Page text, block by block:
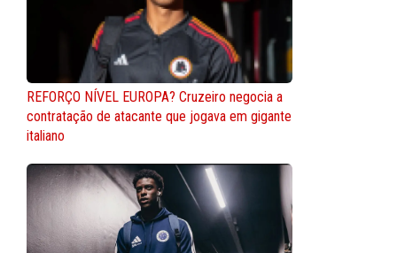
REFORÇO NÍVEL EUROPA? Cruzeiro negocia a
contratação de atacante que jogava em gigante
italiano